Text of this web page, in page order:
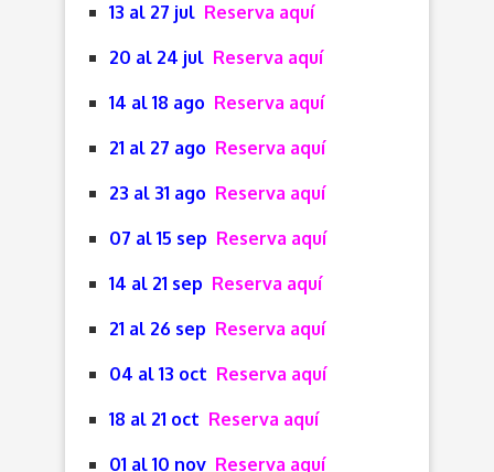
13 al 27 jul Reserva aquí
20 al 24 jul Reserva aquí
14 al 18 ago Reserva aquí
21 al 27 ago Reserva aquí
23 al 31 ago Reserva aquí
07 al 15 sep Reserva aquí
14 al 21 sep Reserva aquí
21 al 26 sep Reserva aquí
04 al 13 oct Reserva aquí
18 al 21 oct Reserva aquí
01 al 10 nov Reserva aquí